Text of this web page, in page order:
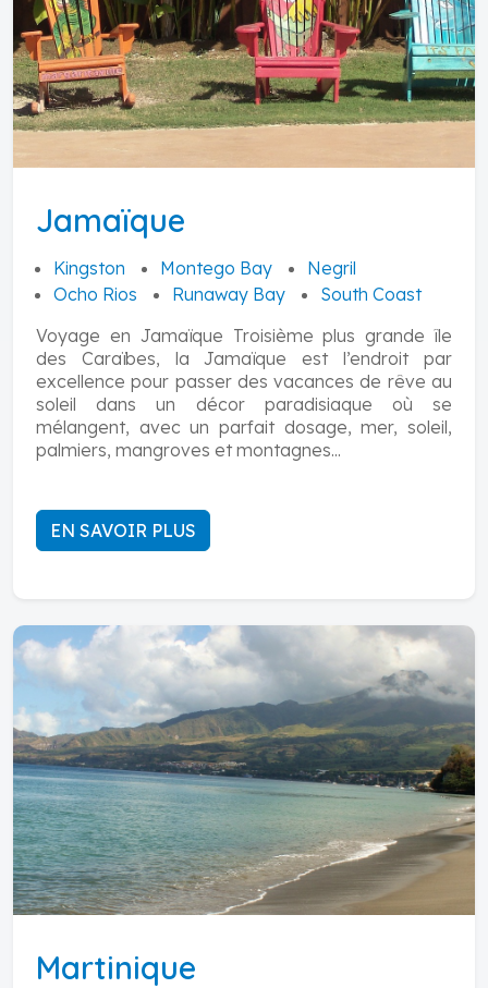
Jamaïque
Kingston Montego Bay
Negril
Ocho Rios
Runaway Bay
South Coast
Voyage en Jamaïque Troisième plus grande île
des Caraïbes, la Jamaïque est l’endroit par
excellence pour passer des vacances de rêve au
soleil dans un décor paradisiaque où se
mélangent, avec un parfait dosage, mer, soleil,
palmiers, mangroves et montagnes...
EN SAVOIR PLUS
Martinique